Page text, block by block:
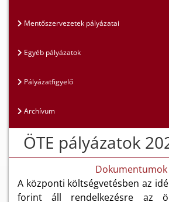
Mentőszervezetek pályázatai
Egyéb pályázatok
Pályázatfigyelő
Archívum
ÖTE pályázatok
Dokumentumok
A központi költségvetésben az
forint áll rendelkezésre az